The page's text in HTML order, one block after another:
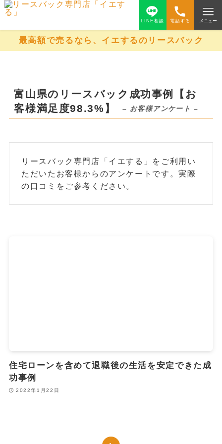
LINE相談 電話する メニュー
最高額で売るなら、イエするのリースバック
富山県のリースバック成功事例【お
客様満足度98.3%】
– お客様アンケート –
リースバック専門店「イエする」をご利用い
ただいたお客様からのアンケートです。実際
の口コミをご参考ください。
住宅ローンを含めて退職後の生活を安定できた成
功事例
2022年1月22日